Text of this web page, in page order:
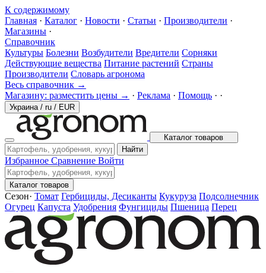
К содержимому
Главная · Каталог · Новости · Статьи · Производители ·
Магазины ·
Справочник
Культуры Болезни Возбудители Вредители Сорняки
Действующие вещества Питание растений Страны
Производители Словарь агронома
Весь справочник →
Магазину: разместить цены → · Реклама · Помощь · ·
Украина / ru / EUR
Каталог товаров
Найти
Избранное Сравнение Войти
Каталог товаров
Сезон· Томат Гербициды, Десиканты Кукуруза Подсолнечник
Огурец Капуста Удобрения Фунгициды Пшеница Перец